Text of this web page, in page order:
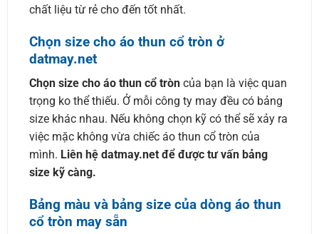
chất liệu từ rẻ cho đến tốt nhất.
Chọn size cho áo thun cổ tròn ở
datmay.net
Chọn size cho áo thun cổ tròn của bạn là việc quan
trọng ko thể thiếu. Ở mỗi công ty may đều có bảng
size khác nhau. Nếu không chọn kỹ có thể sẽ xảy ra
việc mặc không vừa chiếc áo thun cổ tròn của
mình. Liên hệ datmay.net để được tư vấn bảng
size kỹ càng.
Bảng màu và bảng size của dòng áo thun
cổ tròn may sẵn